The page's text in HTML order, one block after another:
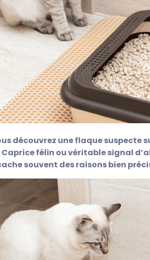
découvrez une flaque suspecte
félin ou véritable signal
souvent des raisons bien